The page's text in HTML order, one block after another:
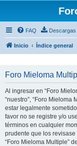
FAQ Descargas
Inicio Índice general
Foro Mieloma
Al ingresar en “Foro
“nuestro”, “Foro Mieloma
estar legalmente
favor no se registre y/o
términos en cualquier
prudente que los
“Foro Mieloma Multiple”